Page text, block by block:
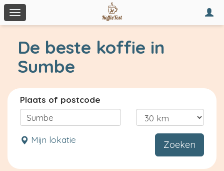
Toggle
navigation
De beste koffie in
Sumbe
Plaats of postcode
Mijn lokatie Zoeken